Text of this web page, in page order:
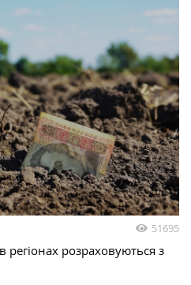
51695
регіонах розраховуються з